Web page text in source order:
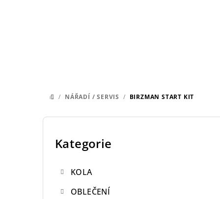
DOMŮ
/ NÁŘADÍ / SERVIS / BIRZMAN START KIT
P
Přeskočit
kategorie
Kategorie
KOLA
OBLEČENÍ